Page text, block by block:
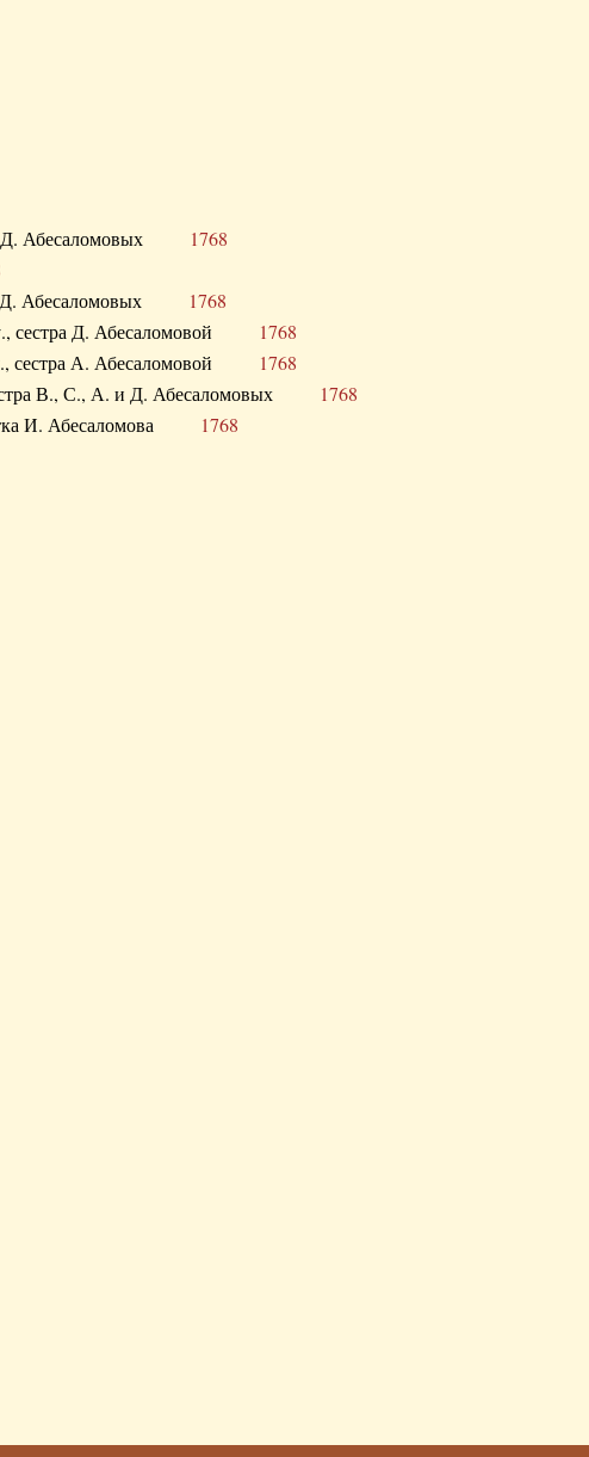
и Д. Абесаломовых 1768
и Д. Абесаломовых 1768
у., сестра Д. Абесаломовой 1768
у., сестра А. Абесаломовой 1768
В., С., А. и Д. Абесаломовых 1768
И. Абесаломова 1768